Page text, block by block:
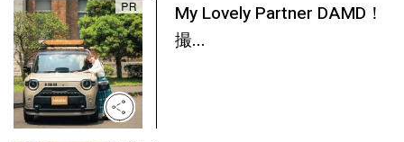
My Lovely Partner DAMD！
撮...